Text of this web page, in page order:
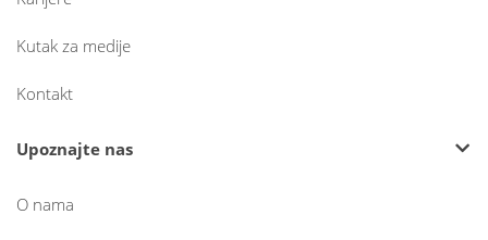
Kutak za medije
Kontakt
Upoznajte nas
O nama